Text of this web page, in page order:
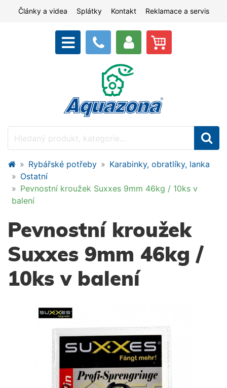
Články a videa Splátky Kontakt Reklamace a servis
Rybářské potřeby
Karabinky, obratlíky, lanka
Ostatní
Pevnostní kroužek Suxxes 9mm 46kg / 10ks v
balení
Pevnostní kroužek
Suxxes 9mm 46kg /
10ks v balení